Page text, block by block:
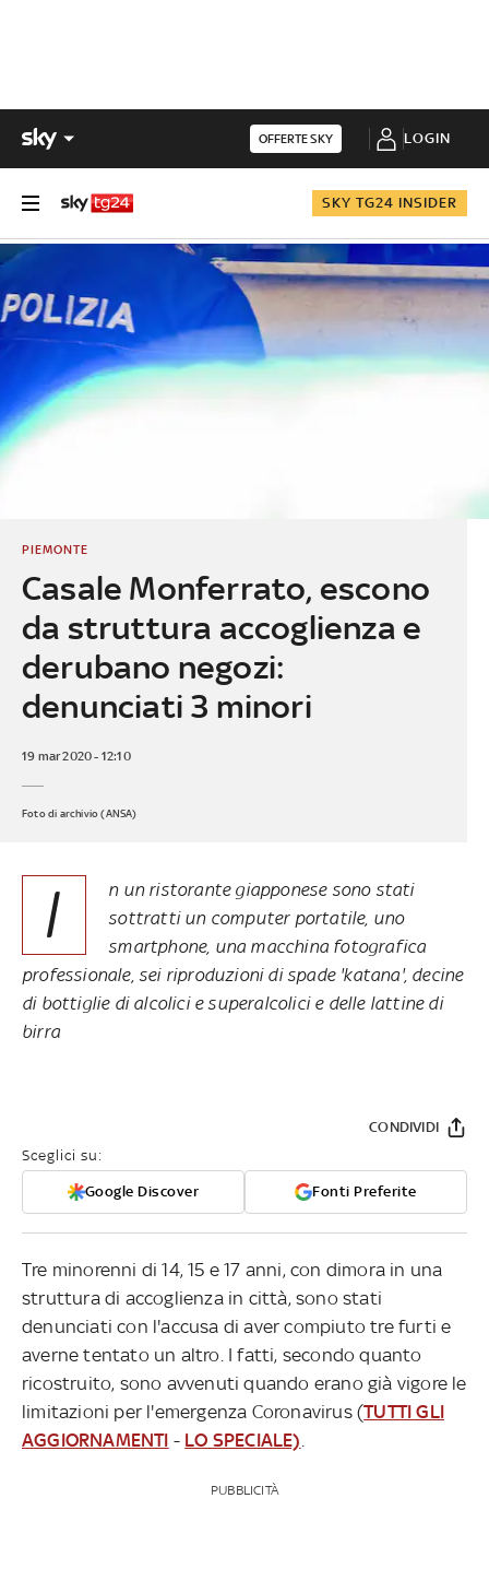
OFFERTE SKY LOGIN
SKY TG24 INSIDER
Casale Monferrato, escono
da struttura accoglienza e
derubano negozi:
denunciati 3 minori
PIEMONTE
19 mar 2020 - 12:10
Foto di archivio (ANSA)
I
n un ristorante giapponese sono stati
sottratti un computer portatile, uno
smartphone, una macchina fotografica
professionale, sei riproduzioni di spade 'katana', decine
di bottiglie di alcolici e superalcolici e delle lattine di
birra
Sceglici su:
Google Discover Fonti Preferite
CONDIVIDI
Tre minorenni di 14, 15 e 17 anni, con dimora in una
struttura di accoglienza in città, sono stati
denunciati con l'accusa di aver compiuto tre furti e
averne tentato un altro. I fatti, secondo quanto
ricostruito, sono avvenuti quando erano già vigore le
limitazioni per l'emergenza Coronavirus (TUTTI GLI
AGGIORNAMENTI - LO SPECIALE)
PUBBLICITÀ